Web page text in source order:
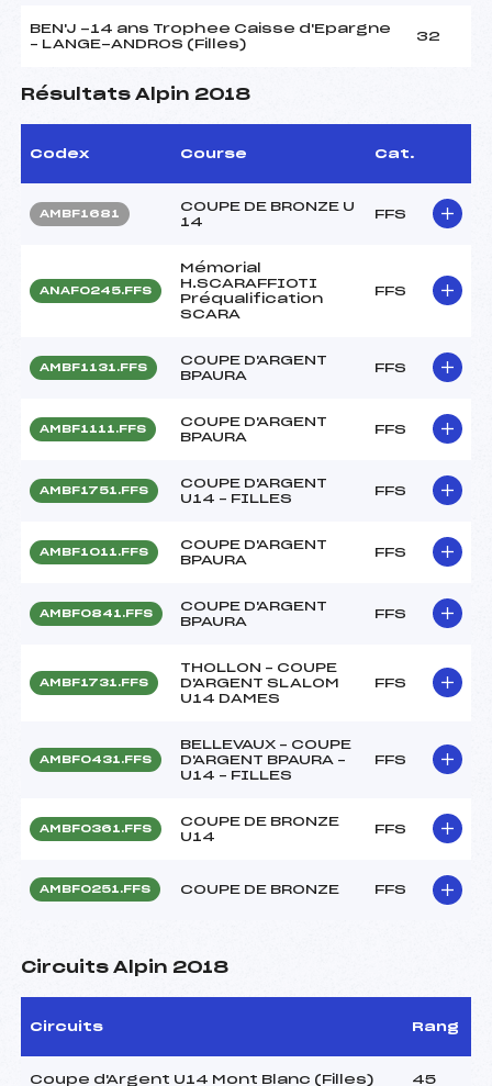
BEN'J -14 ans Trophee Caisse d'Epargne
– LANGE-ANDROS (Filles)
32
Résultats Alpin 2018
Codex Course Cat.
AMBF1681
COUPE DE BRONZE U
14
FFS
ANAF0245.FFS
Mémorial
H.SCARAFFIOTI
Préqualification
SCARA
FFS
AMBF1131.FFS
COUPE D'ARGENT
BPAURA
FFS
AMBF1111.FFS
COUPE D'ARGENT
BPAURA
FFS
AMBF1751.FFS
COUPE D'ARGENT
U14 – FILLES
FFS
AMBF1011.FFS
COUPE D'ARGENT
BPAURA
FFS
AMBF0841.FFS
COUPE D'ARGENT
BPAURA
FFS
AMBF1731.FFS
THOLLON – COUPE
D'ARGENT SLALOM
U14 DAMES
FFS
AMBF0431.FFS
BELLEVAUX – COUPE
D'ARGENT BPAURA –
U14 – FILLES
FFS
AMBF0361.FFS
COUPE DE BRONZE
U14
FFS
AMBF0251.FFS COUPE DE BRONZE FFS
Circuits Alpin 2018
Circuits Rang
Coupe d'Argent U14 Mont Blanc (Filles) 45